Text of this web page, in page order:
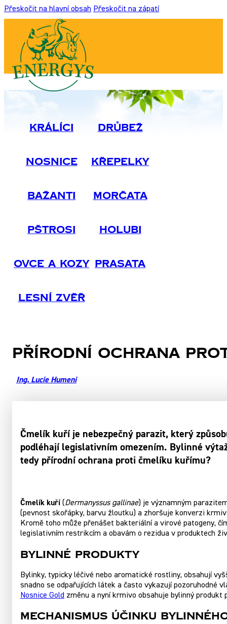
Přeskočit na hlavní obsah Přeskočit na zápatí
Králíci Drůbež
Nosnice Křepelky
Bažanti Morčata
Pštrosi Holubi
Ovce A Kozy Prasata
Lesní Zvěř
Přírodní ochrana
Ing. Lucie Humeni
Čmelík kuří je nebezpečný parazit, který
podléhají legislativním omezením. Bylinné
tedy přírodní ochrana proti čmelíku kuřímu?
Čmelík kuří (Dermanyssus gallinae) je významným
(pevnost skořápky, barvu žloutku) a zhoršuje konverzi
Kromě toho může přenášet bakteriální a virové patogeny,
legislativním restrikcím a obavám o rezidua v produktech
Bylinné produkty
Bylinky, typicky léčivé nebo aromatické rostliny, obsahují
snadno se odpařujících látek a často vykazují pozoruhodné
Nosnice Gold změnu a nyní krmivo obsahuje bylinný produkt
Mechanismus účinku